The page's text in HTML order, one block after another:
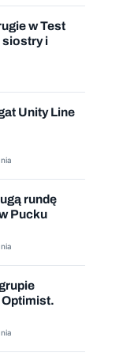
w Test
siostry i
Unity Line
rundę
Pucku